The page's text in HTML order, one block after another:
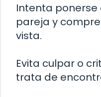
Intenta ponerse
pareja y
vista.
Evita culpar o
trata de